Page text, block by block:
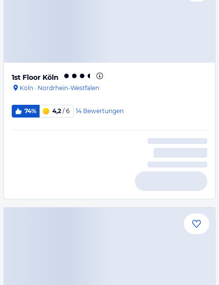
1st Floor Köln
Köln · Nordrhein-Westfalen
74% 4,2 / 6 14 Bewertungen